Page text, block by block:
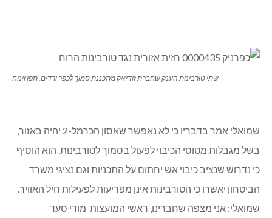
שתי טורבינות הענק שחברת זודיאק מתכננת סמוך לכפר ורדים, תפן וינוח
שמואלי אמר בדבריו כי לא נאפשר שאסון הכרמל-2 יהיה באזור,
בשל מגבלות מטוסי הכיבוי לפעול בסמוך לטורבינות. הוא הוסיף
כי נדרוש שנציב כיבוי אש יחתום על התכניות וגם נציגי משרד
הביטחון יאשרו כי הטורבינות אינן מפריעות לפעילות חיל האוויר.
שמואלי: אני מצפה שחברינו, ראשי המועצות מודי סעד